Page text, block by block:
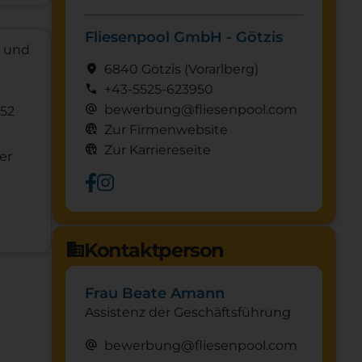
und
Fliesenpool GmbH - Götzis
location_on 6840 Götzis (Vorarl­berg)
call +43-5525-623950
alternate_email bewerbung@fliesenpool.com
captive_portal Zur Firmenwebsite
captive_portal Zur Karriereseite
domainKontaktperson
Frau Beate Amann
Assistenz der Geschäftsführung
alternate_email bewerbung@fliesenpool.com